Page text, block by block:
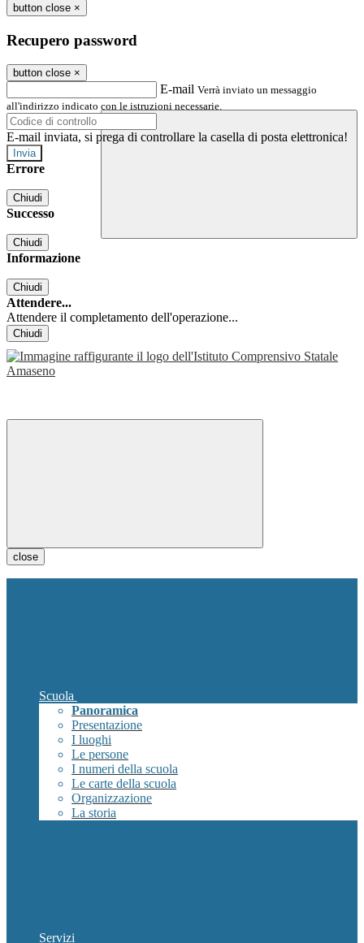
button close ×
Recupero password
button close ×
E-mail Verrà inviato un messaggio
all'indirizzo indicato con le istruzioni necessarie.
E-mail inviata, si prega di controllare la casella di posta elettronica!
Errore
Chiudi
Successo
Chiudi
Informazione
Chiudi
Attendere...
Attendere il completamento dell'operazione...
Chiudi
close
Scuola
Panoramica
Presentazione
I luoghi
Le persone
I numeri della scuola
Le carte della scuola
Organizzazione
La storia
Servizi